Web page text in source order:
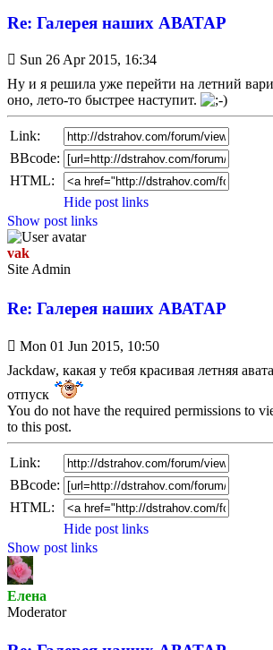
Re: Галерея наших АВАТАР
Unread
Sun 26 Apr 2015, 16:34
Ну и я решила уже перейти на летний
оно, лето-то быстрее наступит.
Link:
BBcode:
HTML:
Hide post links
Show post links
vak
Site Admin
Re: Галерея наших АВАТАР
Unread
Mon 01 Jun 2015, 10:50
Jackdaw, какая у тебя красивая летняя
отпуск
You do not have the required permissions to
to this post.
Link:
BBcode:
HTML:
Hide post links
Show post links
Елена
Мoderator